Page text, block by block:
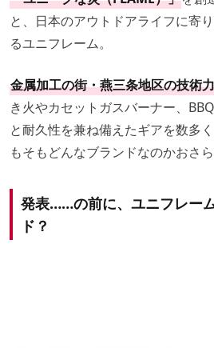
と、日本のアウトドアライフに寄
るユニフレーム。
金属加工の街・燕三条地区の技術
き火やカセットガスバーナー、
と耐久性を兼ね備えたギアを数多
もそもどんなブランドなのかおさ
発表……の前に、ユニフレー
ド？